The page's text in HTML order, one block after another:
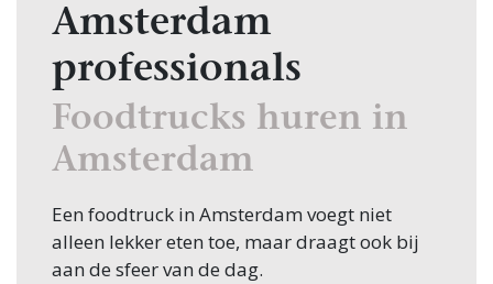
Amsterdam
professionals
Foodtrucks huren in
Amsterdam
Een foodtruck in Amsterdam voegt niet
alleen lekker eten toe, maar draagt ook bij
aan de sfeer van de dag.